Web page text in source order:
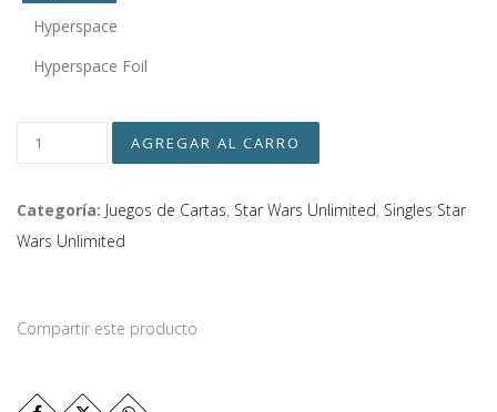
Hyperspace
Hyperspace Foil
Categoría: Juegos de Cartas, Star Wars Unlimited, Singles Star
Wars Unlimited
Compartir este producto